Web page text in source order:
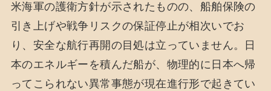
米海軍の護衛方針が示されたものの、船舶保険の
引き上げや戦争リスクの保証停止が相次いでお
り、安全な航行再開の目処は立っていません。日
本のエネルギーを積んだ船が、物理的に日本へ帰
ってこられない異常事態が現在進行形で起きてい